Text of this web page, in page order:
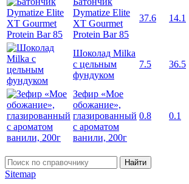
Dymatize Elite
XT Gourmet
Protein Bar 85
37.6 14.1
Шоколад Milka
с цельным
фундуком
7.5 36.5
Зефир «Мое
обожание»,
глазированный
с ароматом
ванили, 200г
0.8 0.1
Найти
Sitemap